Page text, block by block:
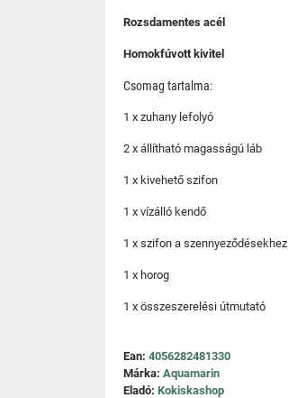
Rozsdamentes acél
Homokfúvott kivitel
Csomag tartalma:
1 x zuhany lefolyó
2 x állítható magasságú láb
1 x kivehető szifon
1 x vízálló kendő
1 x szifon a szennyeződésekhez
1 x horog
1 x összeszerelési útmutató
Ean: 4056282481330
Márka: Aquamarin
Eladó: Kokiskashop